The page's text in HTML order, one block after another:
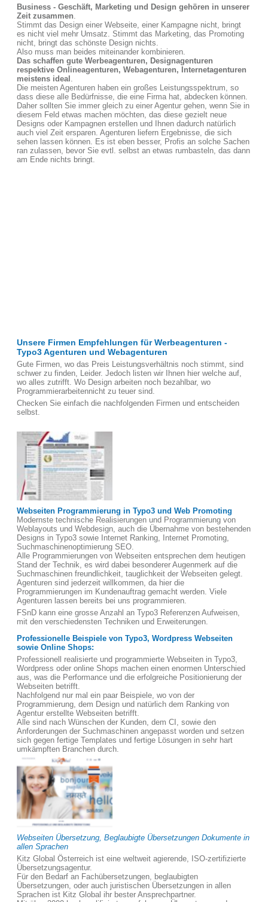
Business - Geschäft, Marketing und Design gehören in unserer
Zeit zusammen.
Stimmt das Design einer Webseite, einer Kampagne nicht, bringt
es nicht viel mehr Umsatz. Stimmt das Marketing, das Promoting
nicht, bringt das schönste Design nichts.
Also muss man beides miteinander kombinieren.
Das schaffen gute Werbeagenturen, Designagenturen
respektive Onlineagenturen, Webagenturen, Internetagenturen
meistens ideal .
Die meisten Agenturen haben ein großes Leistungsspektrum, so
dass diese alle Bedürfnisse, die eine Firma hat, abdecken können.
Daher sollten Sie immer gleich zu einer Agentur gehen, wenn Sie in
diesem Feld etwas machen möchten, das diese gezielt neue
Designs oder Kampagnen erstellen und Ihnen dadurch natürlich
auch viel Zeit ersparen. Agenturen liefern Ergebnisse, die sich
sehen lassen können. Es ist eben besser, Profis an solche Sachen
ran zulassen, bevor Sie evtl. selbst an etwas rumbasteln, das dann
am Ende nichts bringt.
Unsere Firmen Empfehlungen für Werbeagenturen -
Typo3 Agenturen und Webagenturen
Gute Firmen, wo das Preis Leistungsverhältnis noch stimmt, sind
schwer zu finden, Leider. Jedoch listen wir Ihnen hier welche auf,
wo alles zutrifft. Wo Design arbeiten noch bezahlbar, wo
Programmierarbeitennicht zu teuer sind.
Checken Sie einfach die nachfolgenden Firmen und entscheiden
selbst.
Webseiten Programmierung in Typo3 und Web Promoting
Modernste technische Realisierungen und Programmierung von
Weblayouts und Webdesign, auch die Übernahme von bestehenden
Designs in Typo3 sowie Internet Ranking, Internet Promoting,
Suchmaschinenoptimierung SEO.
Alle Programmierungen von Webseiten entsprechen dem heutigen
Stand der Technik, es wird dabei besonderer Augenmerk auf die
Suchmaschinen freundlichkeit, tauglichkeit der Webseiten gelegt.
Agenturen sind jederzeit willkommen, da hier die
Programmierungen im Kundenauftrag gemacht werden. Viele
Agenturen lassen bereits bei uns programmieren.
FSnD kann eine grosse Anzahl an Typo3 Referenzen Aufweisen,
mit den verschiedensten Techniken und Erweiterungen.
Professionelle Beispiele von Typo3, Wordpress Webseiten
sowie Online Shops:
Professionell realisierte und programmierte Webseiten in Typo3,
Wordpress oder online Shops machen einen enormen Unterschied
aus, was die Performance und die erfolgreiche Positionierung der
Webseiten betrifft.
Nachfolgend nur mal ein paar Beispiele, wo von der
Programmierung, dem Design und natürlich dem Ranking von
Agentur erstellte Webseiten betrifft.
Alle sind nach Wünschen der Kunden, dem CI, sowie den
Anforderungen der Suchmaschinen angepasst worden und setzen
sich gegen fertige Templates und fertige Lösungen in sehr hart
umkämpften Branchen durch.
Webseiten Übersetzung, Beglaubigte Übersetzungen Dokumente in
allen Sprachen
Kitz Global Österreich ist eine weltweit agierende, ISO-zertifizierte
Übersetzungsagentur.
Für den Bedarf an Fachübersetzungen, beglaubigten
Übersetzungen, oder auch juristischen Übersetzungen in allen
Sprachen ist Kitz Global ihr bester Ansprechpartner.